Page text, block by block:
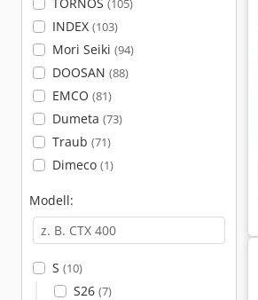
(105)
INDEX (103)
Mori Seiki (94)
DOOSAN (88)
EMCO (81)
Dumeta (73)
Traub (71)
Dimeco (1)
Modell:
S (10)
S26 (7)